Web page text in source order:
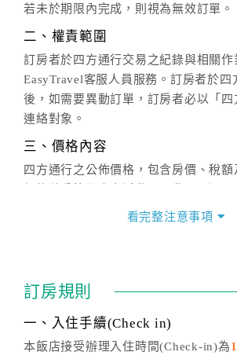
若未於期限內完成，則視為無效訂單。
二、權責範圍
訂房者於四方通行交易之紀錄與相關作
EasyTravel客服人員服務。訂房者於四
後，如需要異動訂單，訂房者必以「四
連絡對象。
三、價格內容
四方通行之公佈價格，包含房價、稅
價」之當日價格為標準。
話方式異動訂單。
※非客服時間之申辦異動，皆為次日計
五、客服時間
看完整注意事項
訂房規則
一、入住手續(Check in)
本飯店接受辦理入住時間(Check-in)為